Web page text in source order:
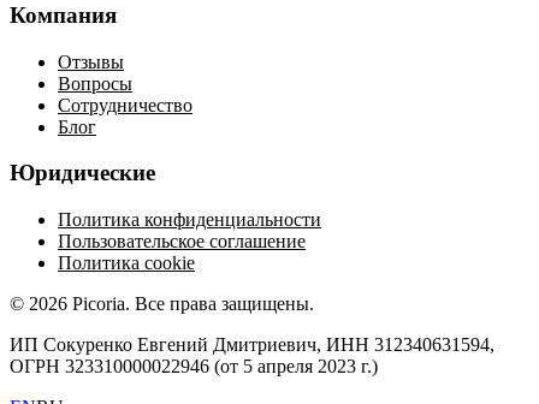
Компания
Отзывы
Вопросы
Сотрудничество
Блог
Юридические
Политика конфиденциальности
Пользовательское соглашение
Политика cookie
© 2026 Picoria. Все права защищены.
ИП Сокуренко Евгений Дмитриевич, ИНН 312340631594,
ОГРН 323310000022946 (от 5 апреля 2023 г.)